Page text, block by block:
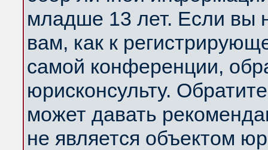
младше 13 лет. Если вы
вам, как к
самой конференции,
юрисконсульту.
может давать
не является объектом